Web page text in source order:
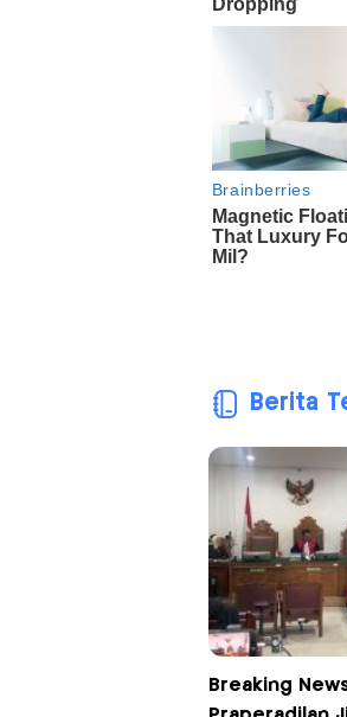
Berita
Breaking